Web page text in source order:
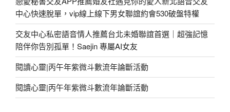
中心快速脫單，vip線上線下男女聯誼約會530破盤特權
交友中心私密語音情人推薦台北未婚聯誼首選｜超強記憶
陪伴你告別孤單！Saejin 專屬AI女友
閱讀心靈|丙午年紫微斗數流年論斷活動
閱讀心靈|丙午年紫微斗數流年論斷活動